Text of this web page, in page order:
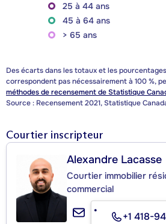
25 à 44 ans
45 à 64 ans
> 65 ans
Des écarts dans les totaux et les
correspondent pas nécessairement à 100 %,
méthodes de recensement de Statistique
Source : Recensement 2021, Statistique
Courtier inscripteur
Alexandre Lacasse
Courtier immobilier
commercial
+1 418-